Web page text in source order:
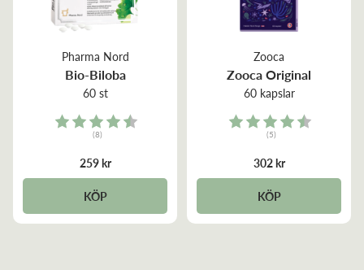
Pharma Nord
Bio-Biloba
60 st
Rating:
(8)
259 kr
KÖP
Zooca
Zooca Original
60 kapslar
Rating:
(5)
302 kr
KÖP